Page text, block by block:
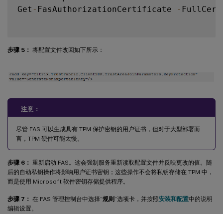
Get - FasAuthorizationCertificate -
步骤 5： 将配置文件改回如下所示：
注意：
尽管 FAS 可以生成具有 TPM 保护密钥的用户证书，但对于大型部署而
言，TPM 硬件可能太慢。
步骤 6： 重新启动 FAS。这会强制服务重新读取配置文件并反映更改的值。随
后的自动私钥操作将影响用户证书密钥；这些操作不会将私钥存储在 TPM 中，
而是使用 Microsoft 软件密钥存储提供程序。
步骤 7： 在 FAS 管理控制台中选择“规则 ”选项卡，并按照安装和配置中的说明
编辑设置。